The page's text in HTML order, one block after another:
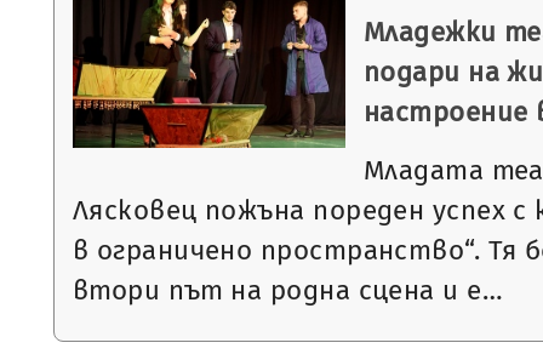
Младежки
подари на
настроение
Младата
Лясковец пожъна пореден успех
в ограничено пространство“. Тя
втори път на родна сцена и е…